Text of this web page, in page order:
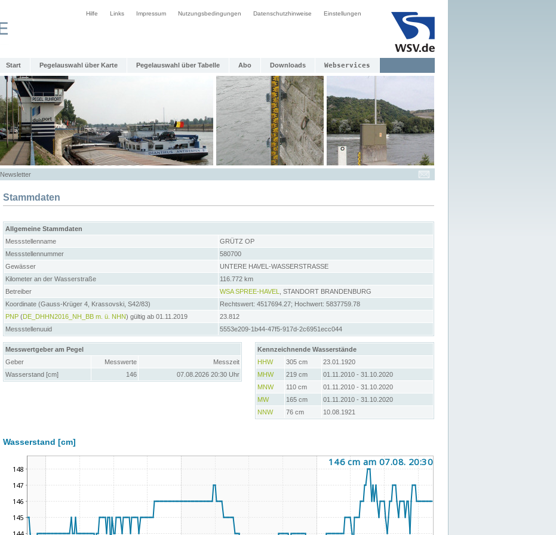
Hilfe Links Impressum Nutzungsbedingungen Datenschutzhinweise Einstellungen
Start Pegelauswahl über Karte Pegelauswahl über Tabelle Abo Downloads Webservices
Newsletter
Stammdaten
Allgemeine Stammdaten
Messstellenname
GRÜTZ OP
Messstellennummer
580700
Gewässer
UNTERE HAVEL-WASSERSTRASSE
Kilometer an der Wasserstraße
116.772 km
Betreiber
WSA SPREE-HAVEL
, STANDORT BRANDENBURG
Koordinate (Gauss-Krüger 4, Krassovski, S42/83)
Rechtswert: 4517694.27; Hochwert: 5837759.78
PNP (DE_DHHN2016_NH_BB m. ü. NHN) gültig ab 01.11.2019
23.812
Messstellenuuid
5553e209-1b44-47f5-917d-2c6951ecc044
Messwertgeber am Pegel
Geber
Messwerte
Messzeit
Wasserstand [cm]
146 07.08.2026 20:30 Uhr
Kennzeichnende Wasserstände
HHW
305 cm
23.01.1920
MHW
219 cm
01.11.2010 - 31.10.2020
MNW
110 cm
01.11.2010 - 31.10.2020
MW
165 cm
01.11.2010 - 31.10.2020
NNW
76 cm 10.08.1921
Wasserstand [cm]